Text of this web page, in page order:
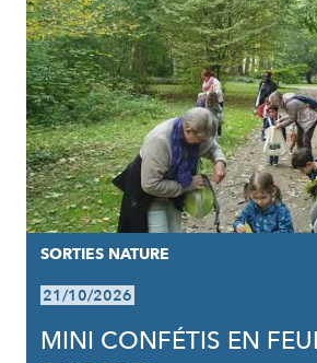
SORTIES NATURE
21/10/2026
MINI CONFÉTIS EN